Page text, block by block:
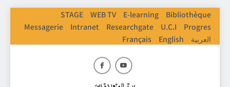
STAGE WEB TV E-learning
Bibliothèque
Messagerie
Intranet Researchgate U.C.I
Progres
Français
English العربية